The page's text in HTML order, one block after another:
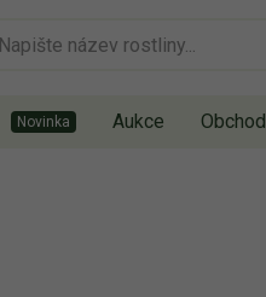
Aukce Obchod